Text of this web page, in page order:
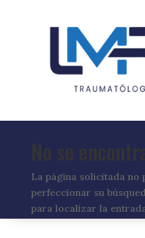
No se
La página solicitada no
perfeccionar su
para localizar la